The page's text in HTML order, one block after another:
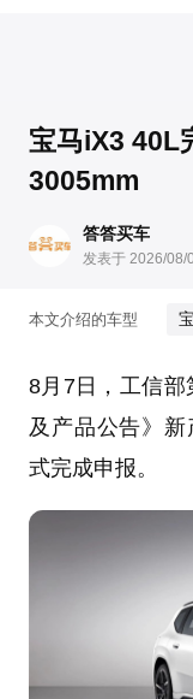
宝马iX3 40L
3005mm
答答买车
发表于 2026/08/
本文介绍的车型
8月7日，工信部
及产品公告》
式完成申报。